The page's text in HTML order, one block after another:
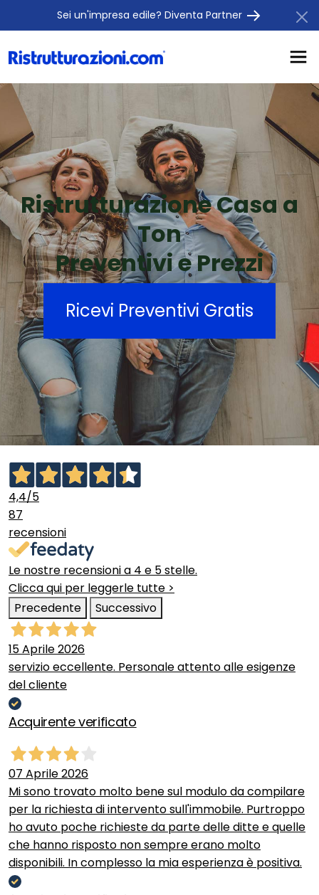
Sei un'impresa edile? Diventa Partner
Ristrutturazione Casa a
Ton
Preventivi e Prezzi
Ricevi Preventivi Gratis
4,4/5
87
recensioni
Le nostre recensioni a 4 e 5 stelle.
Clicca qui per leggerle tutte >
Precedente
Successivo
15 Aprile 2026
servizio eccellente. Personale attento alle esigenze
del cliente
Acquirente verificato
07 Aprile 2026
Mi sono trovato molto bene sul modulo da compilare
per la richiesta di intervento sull'immobile. Purtroppo
ho avuto poche richieste da parte delle ditte e quelle
che hanno risposto non sempre erano molto
disponibili. In complesso la mia esperienza è positiva.